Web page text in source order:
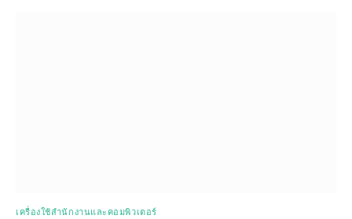
เครื่องใช้สำนักงานและคอมพิวเตอร์